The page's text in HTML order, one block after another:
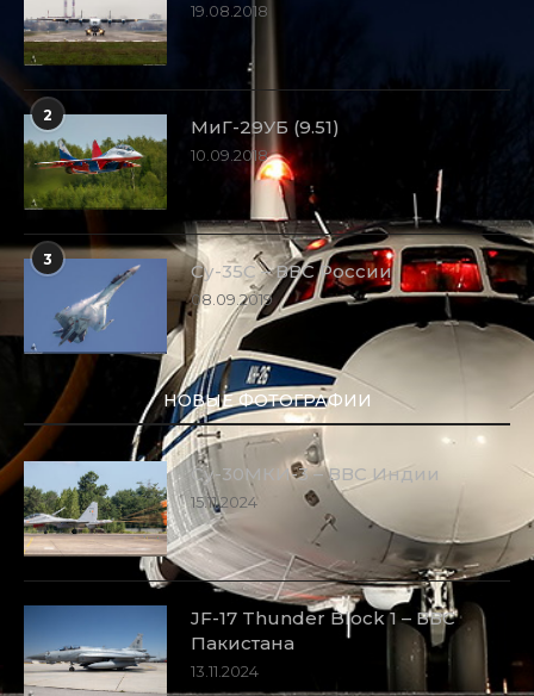
19.08.2018
2
МиГ-29УБ (9.51)
10.09.2018
3
Су-35С – ВВС России
08.09.2019
НОВЫЕ ФОТОГРАФИИ
Су-30МКИ-3 – ВВС Индии
15.11.2024
JF-17 Thunder Block 1 – ВВС
Пакистана
13.11.2024